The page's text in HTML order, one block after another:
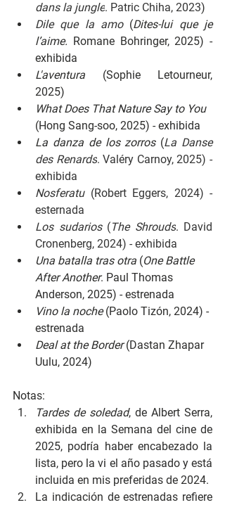
dans la jungle. Patric Chiha, 2023)
Dile que la amo (Dites-lui que je
l’aime. Romane Bohringer, 2025) -
exhibida
L'aventura (Sophie Letourneur,
2025)
What Does That Nature Say to You
(Hong Sang-soo, 2025) - exhibida
La danza de los zorros (La Danse
des Renards. Valéry Carnoy, 2025) -
exhibida
Nosferatu (Robert Eggers, 2024) -
esternada
Los sudarios (The Shrouds. David
Cronenberg, 2024) - exhibida
Una batalla tras otra (One Battle
After Another. Paul Thomas
Anderson, 2025) - estrenada
Vino la noche (Paolo Tizón, 2024) -
estrenada
Deal at the Border (Dastan Zhapar
Uulu, 2024)
Notas:
Tardes de soledad, de Albert Serra,
exhibida en la Semana del cine de
2025, podría haber encabezado la
lista, pero la vi el año pasado y está
incluida en mis preferidas de 2024.
La indicación de estrenadas refiere